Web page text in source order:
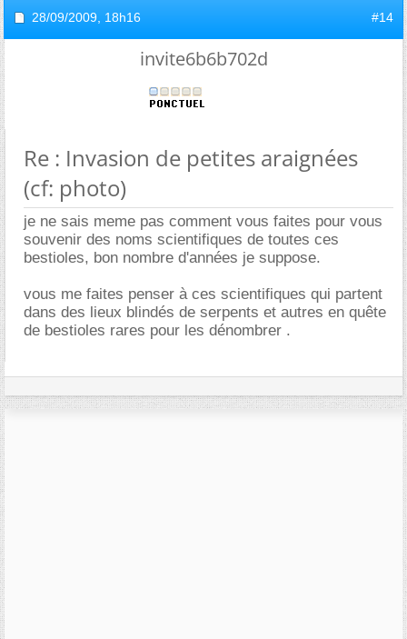
28/09/2009, 18h16 #14
invite6b6b702d
Re : Invasion de petites araignées
(cf: photo)
je ne sais meme pas comment vous faites pour vous
souvenir des noms scientifiques de toutes ces
bestioles, bon nombre d'années je suppose.
vous me faites penser à ces scientifiques qui partent
dans des lieux blindés de serpents et autres en quête
de bestioles rares pour les dénombrer .